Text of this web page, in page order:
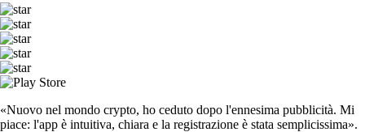
«Nuovo nel mondo crypto, ho ceduto dopo l'ennesima pubblicità. Mi
piace: l'app è intuitiva, chiara e la registrazione è stata semplicissima».